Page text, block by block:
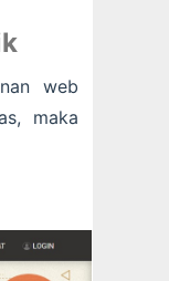
web
maka